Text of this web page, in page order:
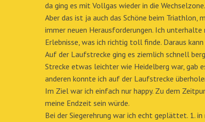
da ging es mit Vollgas wieder in die Wechselzone.
Aber das ist ja auch das Schöne beim
immer neuen Herausforderungen. Ich
Erlebnisse, was ich richtig toll finde. Daraus
Auf der Laufstrecke ging es ziemlich schnell
Strecke etwas leichter wie Heidelberg war, gab
anderen konnte ich auf der Laufstrecke
Im Ziel war ich einfach nur happy. Zu dem
meine Endzeit sein würde.
Bei der Siegerehrung war ich echt geplättet. 1.